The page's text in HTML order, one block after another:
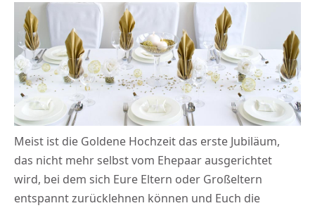
Meist ist die Goldene Hochzeit das erste Jubiläum,
das nicht mehr selbst vom Ehepaar ausgerichtet
wird, bei dem sich Eure Eltern oder Großeltern
entspannt zurücklehnen können und Euch die